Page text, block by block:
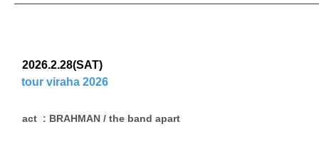
2026.2.28(SAT)
tour viraha 2026
act : BRAHMAN / the band apart